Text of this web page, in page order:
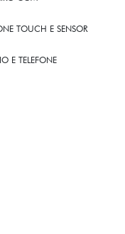
TOUCH E SENSOR
E TELEFONE